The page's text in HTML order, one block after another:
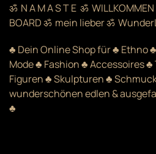
ॐ N A M A S T E ॐ
BOARD ॐ mein lieber ॐ
♣ Dein Online Shop für ♣ Ethno
Mode ♣ Fashion ♣ Accessoires
Figuren ♣ Skulpturen ♣
wunderschönen edlen &
♣